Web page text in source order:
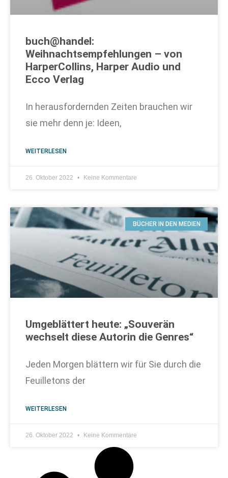
buch@handel:
Weihnachtsempfehlungen – von
HarperCollins, Harper Audio und
Ecco Verlag
In herausfordernden Zeiten brauchen wir
sie mehr denn je: Ideen,
WEITERLESEN
26. Oktober 2022 Keine Kommentare
BÜCHER IN DEN MEDIEN
Umgeblättert heute: „Souverän
wechselt diese Autorin die Genres“
Jeden Morgen blättern wir für Sie durch die
Feuilletons der
WEITERLESEN
26. Oktober 2022 Keine Kommentare